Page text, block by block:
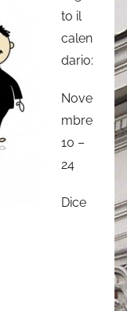
to il
calen
dario:
Nove
mbre
10 –
24
Dice